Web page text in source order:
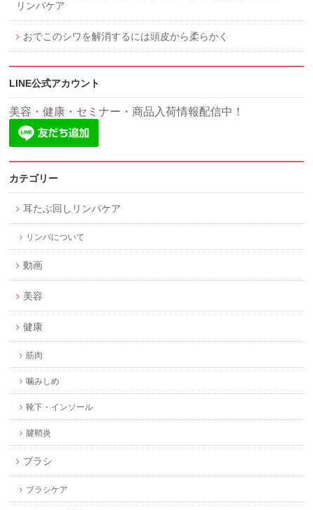
リンパケア
おでこのシワを解消するには頭皮から柔らかく
LINE公式アカウント
美容・健康・セミナー・商品入荷情報配信中！
カテゴリー
耳たぶ回しリンパケア
リンパについて
動画
美容
健康
筋肉
噛みしめ
靴下・インソール
腱鞘炎
ブラシ
ブラシケア